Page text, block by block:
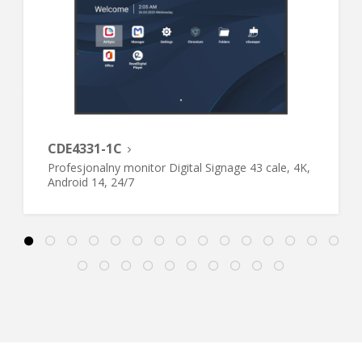
CDE4331-1C
Profesjonalny monitor Digital Signage 43 cale, 4K,
Android 14, 24/7